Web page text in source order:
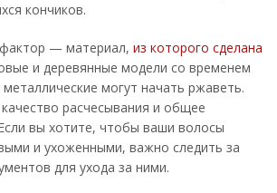
кончиков.
— материал, из которого сделана
и деревянные модели со временем
могут начать ржаветь.
расчесывания и общее
вы хотите, чтобы ваши волосы
и ухоженными, важно следить за
для ухода за ними.